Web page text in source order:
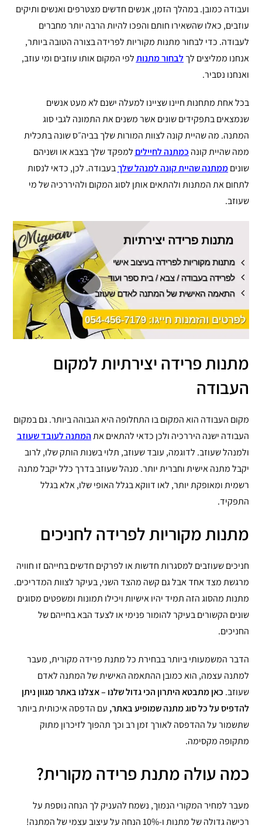
ועבודה כמובן. במהלך הזמן, אנשים חדשים מצטרפים ואנשים ותיקים
עוזבים, כאלו שהשאירו חותם והפכו להיות הרבה יותר מחברים
לעבודה. כדי לבחור מתנות מקוריות לפרידה בצורה הטובה ביותר,
אנחנו ממליצים לךלבחור מתנותלפי המקום אותו עוזבים ומי עוזב,
ואנחנו נסביר.
בכל אחת מתחנות חיינו שציינו למעלה ישנם לא מעט אנשים
שנמצאים בתפקידים שונים אשר משנים את התמונה לגבי סוג
המתנה. מה שהיית קונה לצוות המורות שלך בביה״ס שונה בתכלית
ממה שהיית קונה כמתנה לחיילים למפקד שלך בצבא או ושניהם
שוניםממתנה שהיית קונה למנהל שלךבעבודה. לכן, כדאי לנסות
לתחום את המתנות ולהתאים אותן לסוג המקום ולהיררכיה של מי
שעוזב.
מתנות פרידה יצירתיות למקום
העבודה
מקום העבודה הוא המקום בו התחלופה היא הגבוהה ביותר. גם במקום
העבודה ישנה היררכיה ולכן כדאי להתאים אתהמתנה לעובד שעוזב
ולמנהל שעוזב. לדוגמה, עובד שעוזב, תלוי בשנות הותק שלו, לרוב
יקבל מתנה אישית וחברית יותר. מנהל שעוזב בדרך כלל יקבל מתנה
רשמית ומאופקת יותר, לאו דווקא בגלל האופי שלו, אלא בגלל
התפקיד.
מתנות מקוריות לפרידה לחניכים
חניכים שעוזבים למסגרות חדשות או לפרקים חדשים בחייהם זו חוויה
מרגשת מצד אחד אבל גם קשה מהצד השני, בעיקר לצוות המדריכים.
מתנות מהסוג הזה תמיד יהיו אישיות ויכילו תמונות ומשפטים מסוגים
שונים הקשורים בעיקר להומור פנימי או לצעד הבא בחייהם של
החניכים.
הדבר המשמעותי ביותר בבחירת כל מתנת פרידה מקורית, מעבר
למתנה עצמה, הוא כמובן ההתאמה האישית של המתנה לאדם
שעוזב. כאן מתבטא היתרון הכי גדול שלנו – אצלנו באתר מגוון ניתן
להדפיס על כל סוג מתנה שמופיע באתר, עם הדפסה איכותית ביותר
שתשמור על ההדפסה לאורך זמן רב וכך תהפוך לזיכרון מתוק
מתקופה מקסימה.
כמה עולה מתנת פרידה מקורית?
מעבר למחיר המקורי הנמוך, נשמח להעניק לך הנחה נוספת על
רכישה גדולה של מתנות ו-10% הנחה על עיצוב עצמי של המתנה!